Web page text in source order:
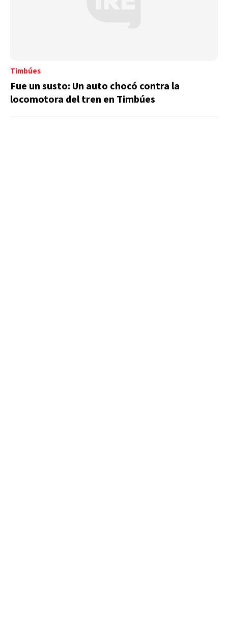
Timbúes
Fue un susto: Un auto chocó contra la
locomotora del tren en Timbúes